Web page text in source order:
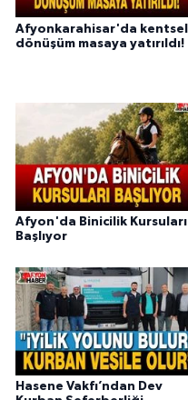
Afyonkarahisar'da kentsel
dönüşüm masaya yatırıldı!
Afyon'da Binicilik Kursuları
Başlıyor
Hasene Vakfı’ndan Dev